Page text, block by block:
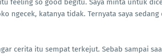
feeling so good begitu. Saya minta untuk
ngecek, katanya tidak. Ternyata saya
cerita itu sempat terkejut. Sebab sampai